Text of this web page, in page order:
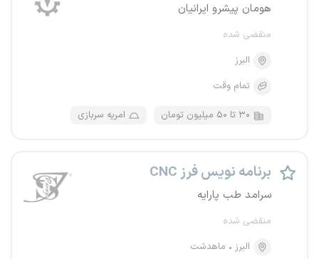
هومان پیشرو ایرانیان
منقضی شده
البرز
تمام وقت
۳۰ تا ۵۰ میلیون تومان امریه سربازی
برنامه نویس فرز CNC
سرامد طب پارایه
منقضی شده
البرز
ماهدشت